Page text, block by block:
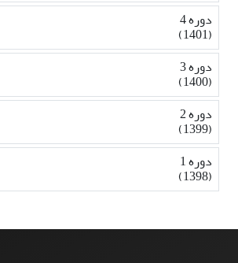
دوره 4
(1401)
دوره 3
(1400)
دوره 2
(1399)
دوره 1
(1398)